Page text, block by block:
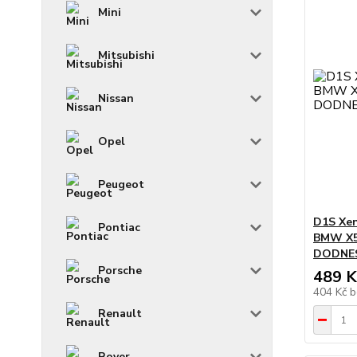
Mini
Mitsubishi
Nissan
Opel
Peugeot
Pontiac
Porsche
Renault
D1S
BMW
489
404 Kč